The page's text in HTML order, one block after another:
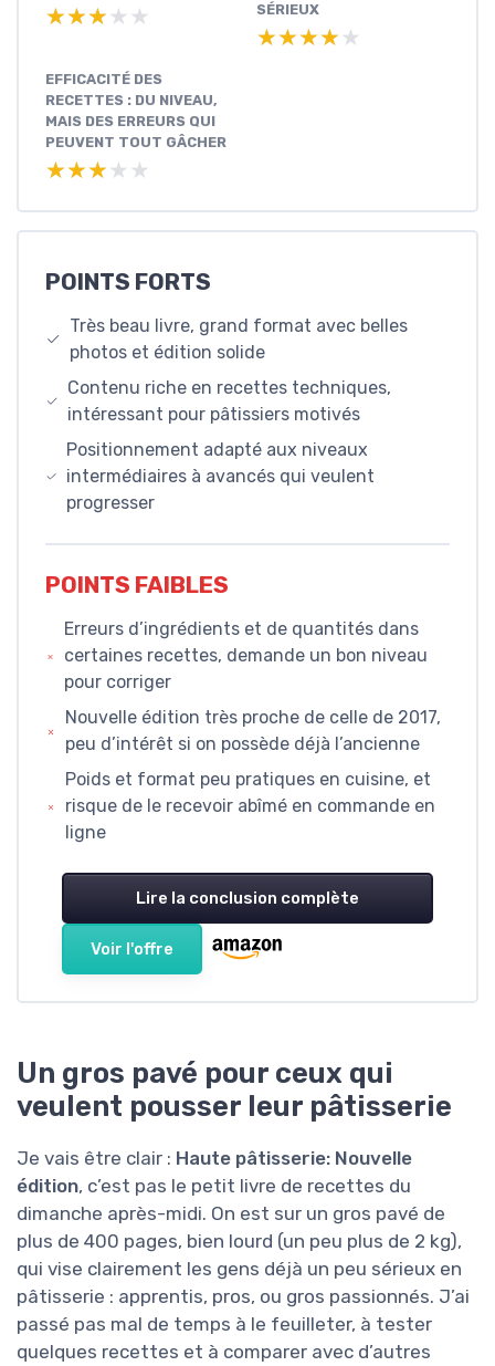
★★★★★
★★★★★
SÉRIEUX
★★★★★
★★★★★
EFFICACITÉ DES
RECETTES : DU NIVEAU,
MAIS DES ERREURS QUI
PEUVENT TOUT GÂCHER
★★★★★
★★★★★
POINTS FORTS
Très beau livre, grand format avec belles
photos et édition solide
Contenu riche en recettes techniques,
intéressant pour pâtissiers motivés
Positionnement adapté aux niveaux
intermédiaires à avancés qui veulent
progresser
POINTS FAIBLES
Erreurs d’ingrédients et de quantités dans
certaines recettes, demande un bon niveau
pour corriger
Nouvelle édition très proche de celle de 2017,
peu d’intérêt si on possède déjà l’ancienne
Poids et format peu pratiques en cuisine, et
risque de le recevoir abîmé en commande en
ligne
Lire la conclusion complète
Voir l'offre
Un gros pavé pour ceux qui
veulent pousser leur pâtisserie
Je vais être clair : Haute pâtisserie: Nouvelle
édition, c’est pas le petit livre de recettes du
dimanche après-midi. On est sur un gros pavé de
plus de 400 pages, bien lourd (un peu plus de 2 kg),
qui vise clairement les gens déjà un peu sérieux en
pâtisserie : apprentis, pros, ou gros passionnés. J’ai
passé pas mal de temps à le feuilleter, à tester
quelques recettes et à comparer avec d’autres